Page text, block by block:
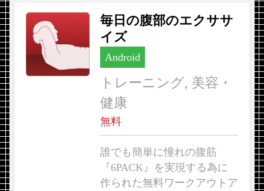
毎日の腹部のエクササ
イズ
Android
トレーニング, 美容・
健康
無料
誰でも簡単に憧れの腹筋
『6PACK』を実現する為に
作られた無料ワークアウトア